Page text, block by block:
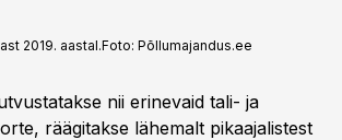
2019. aastal.Foto: Põllumajandus.ee
nii erinevaid tali- ja
räägitakse lähemalt pikaajalistest